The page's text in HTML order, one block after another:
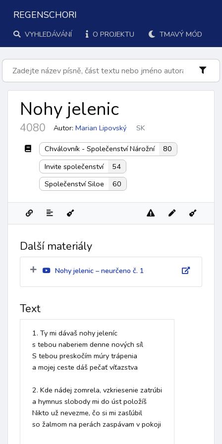
REGENSCHORI
VYHLEDÁVÁNÍ O PROJEKTU TMAVÝ MÓD
Nohy jelenic
4080 Autor: Marian Lipovský SK
Chválovník - Společenství Nárožní
80
Invite společenství
54
Společenství Siloe
60
Další materiály
Nohy jelenic – neurčeno č. 1
Text
1. Ty mi dávaš nohy jeleníc
s tebou naberiem denne nových síl
S tebou preskočím múry trápenia
a mojej ceste dáš pečať víťazstva
2. Kde nádej zomrela, vzkriesenie zatrúbi
a hymnus slobody mi do úst položíš
Nikto už nevezme, čo si mi zasľúbil
so žalmom na perách zaspávam v pokoji